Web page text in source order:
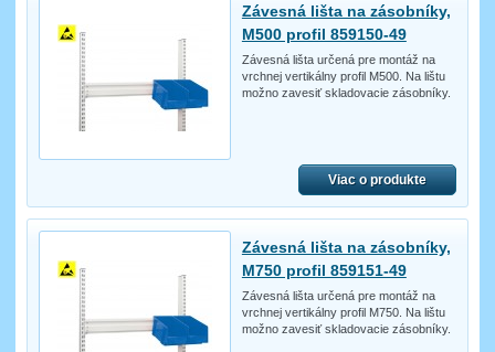
Závesná lišta na zásobníky,
M500 profil 859150-49
Závesná lišta určená pre montáž na
vrchnej vertikálny profil M500. Na lištu
možno zavesiť skladovacie zásobníky.
Viac o produkte
Závesná lišta na zásobníky,
M750 profil 859151-49
Závesná lišta určená pre montáž na
vrchnej vertikálny profil M750. Na lištu
možno zavesiť skladovacie zásobníky.